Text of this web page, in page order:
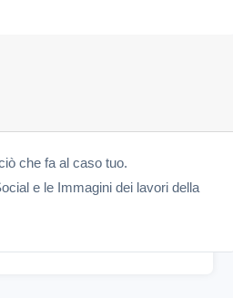
che fa al caso tuo.
e le Immagini dei lavori della